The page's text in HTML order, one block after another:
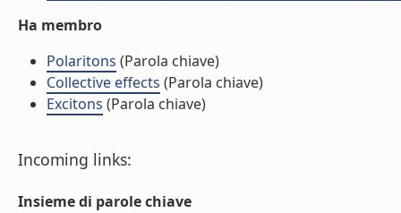
Ha membro
Polaritons (Parola chiave)
Collective effects (Parola chiave)
Excitons (Parola chiave)
Incoming links:
Insieme di parole chiave